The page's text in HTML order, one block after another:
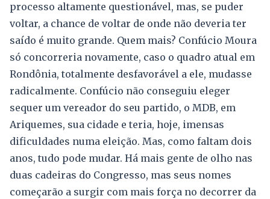
processo altamente questionável, mas, se puder
voltar, a chance de voltar de onde não deveria ter
saído é muito grande. Quem mais? Confúcio Moura
só concorreria novamente, caso o quadro atual em
Rondônia, totalmente desfavorável a ele, mudasse
radicalmente. Confúcio não conseguiu eleger
sequer um vereador do seu partido, o MDB, em
Ariquemes, sua cidade e teria, hoje, imensas
dificuldades numa eleição. Mas, como faltam dois
anos, tudo pode mudar. Há mais gente de olho nas
duas cadeiras do Congresso, mas seus nomes
começarão a surgir com mais força no decorrer da